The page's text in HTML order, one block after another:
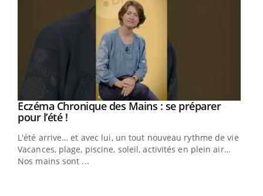
Youtube
Eczéma Chronique des Mains : se préparer
pour l’été !Youtube
L'été arrive… et avec lui, un tout nouveau rythme de vie !
Vacances, plage, piscine, soleil, activités en plein air…
Nos mains sont ...